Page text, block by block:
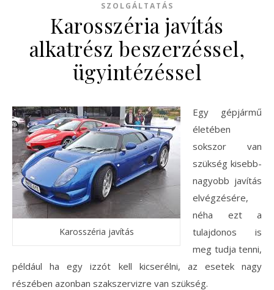
SZOLGÁLTATÁS
Karosszéria javítás
alkatrész beszerzéssel,
ügyintézéssel
Karosszéria javítás
Egy gépjármű
életében
sokszor van
szükség kisebb-
nagyobb javítás
elvégzésére,
néha ezt a
tulajdonos is
meg tudja tenni,
például ha egy izzót kell kicserélni, az esetek nagy
részében azonban szakszervizre van szükség.